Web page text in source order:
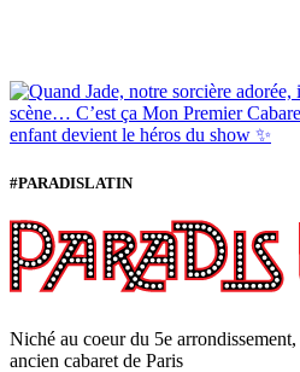
#PARADISLATIN
Niché au coeur du 5e
ancien cabaret de Paris